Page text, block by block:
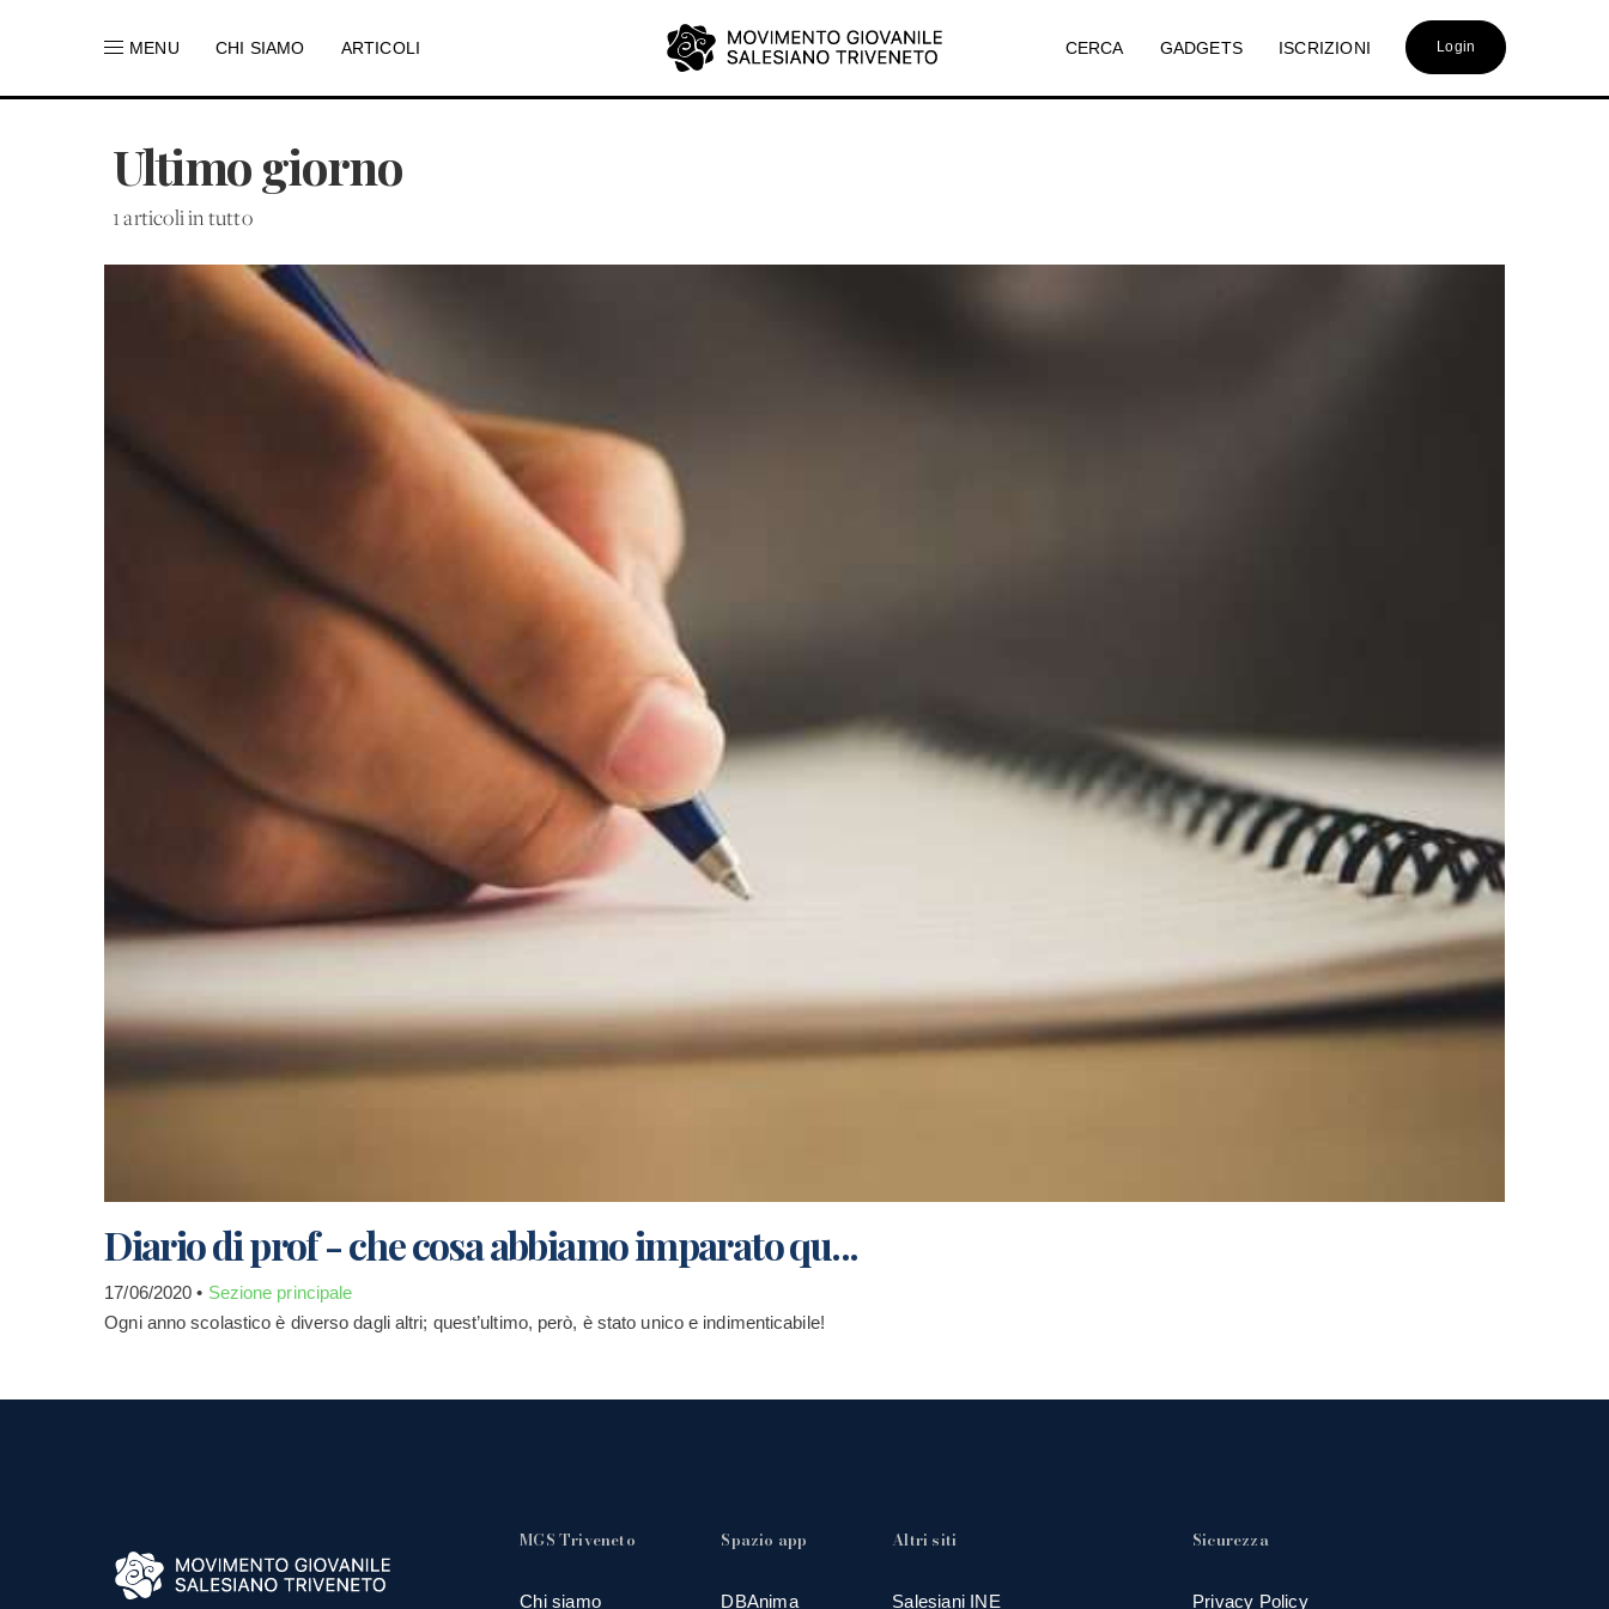
MENU CHI SIAMO ARTICOLI CERCA GADGETS ISCRIZIONI Login
Ultimo giorno
1 articoli in tutto
Diario di prof - che cosa abbiamo imparato qu...
17/06/2020 • Sezione principale
Ogni anno scolastico è diverso dagli altri; quest’ultimo, però, è stato unico e indimenticabile!
MGS Triveneto
Chi siamo
Spazio app
DBAnima
Altri siti
Salesiani INE
Sicurezza
Privacy Policy